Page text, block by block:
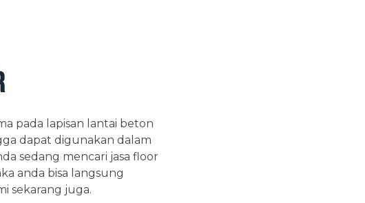
pada lapisan lantai beton
dapat digunakan dalam
sedang mencari jasa floor
anda bisa langsung
sekarang juga.